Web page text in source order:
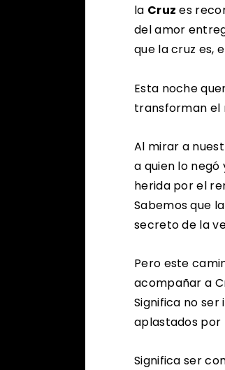
la Cruz es
del amor
que la cruz es,
Esta noche
transforman el
Al mirar a
a quien lo negó
herida por el
Sabemos que
secreto de la
Pero este
acompañar a
Significa no
aplastados por
Significa ser